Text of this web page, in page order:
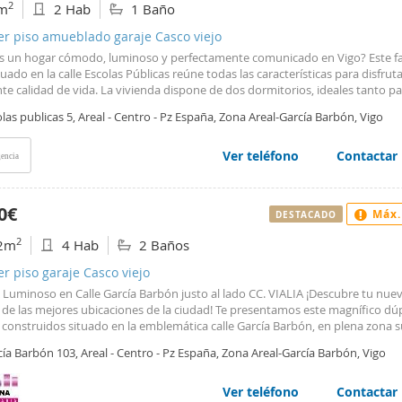
y Suelo y otra de garantía adicional). Para más información contacte con
687 92 92 72 ____________________ ALLHOUSES Con nosotros... como en
anuncio es meramente informativo y carece de valor contractual, puede
algún error involuntario
2 2 Hab 1 Baño
piso amueblado garaje Casco viejo
un hogar cómodo, luminoso y perfectamente comunicado en Vigo? Este
en la calle Escolas Públicas reúne todas las características para
calidad de vida. La vivienda dispone de dos dormitorios, ideales tanto
Su cocina americana, integrada con el salón, crea un ambiente
funcional, perfecto para compartir momentos en casa. Al ser
el piso disfruta de una magnífica entrada de luz natural durante todo el día,
estancias cálidas, agradables y con una excelente ventilación. Entre sus
destaca una plaza de aparcamiento exterior, un valor añadido en una
Su ubicación es uno de sus mayores atractivos: a un paso de
de tren y autobús, con todos los servicios al alcance de la mano:
restauración, zonas de ocio y excelentes conexiones de transporte. Una
ideal para quienes buscan comodidad, accesibilidad y una ubicación
en una de las zonas con mayor proyección de la ciudad. Se alquila
amueblado. Se pide mes de fianza y cumplir los requisitos
de alquiler. No se admiten mascotas.
publicas 5, Areal - Centro - Pz España, Zona Areal-García Barbón, Vigo
Ver teléfono Contactar
2 4 Hab 2 Baños
piso garaje Casco viejo
en Calle García Barbón justo al lado CC. VIALIA ¡Descubre tu
las mejores ubicaciones de la ciudad! Te presentamos este magnífico
construidos situado en la emblemática calle García Barbón, en plena zona
para vivir con tranquilidad en el corazón urbano. Este dúplex cuenta con
ideales para adaptarse a tus necesidades, ya sea como vivienda
de trabajo. Los 2 baños completos garantizan comodidad para todos. El
Barbón 103, Areal - Centro - Pz España, Zona Areal-García Barbón, Vigo
Ver teléfono Contactar
DESTACADO